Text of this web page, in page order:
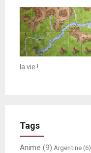
la vie !
Tags
Anime (9) Argentine (6)